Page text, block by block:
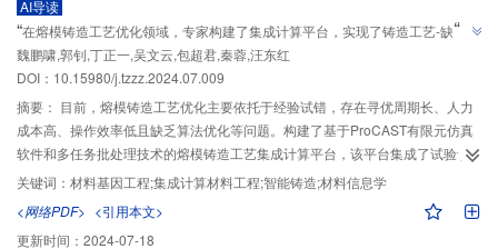
AI导读
“在熔模铸造工艺优化领域，专家构建了集成计算平台，实现了铸造工艺-缺陷快
速仿真集成优化，效率提升91.66%。”
”
魏鹏啸,郭钊,丁正一,吴文云,包超君,秦蓉,汪东红
DOI：10.15980/j.tzzz.2024.07.009
摘要： 目前，熔模铸造工艺优化主要依托于经验试错，存在寻优周期长、人力
成本高、操作效率低且缺乏算法优化等问题。构建了基于ProCAST有限元仿真
软件和多任务批处理技术的熔模铸造工艺集成计算平台，该平台集成了试验设
计算法（DOE）、有限元仿真、结果数据自动读写提取、近似模型构建、多目
标优化协同工作等功能。以涡轮导向器为例，铸件缩松量为目标值，浇注温
度、环境温度、热辐射率为设计变量，实现了铸造工艺-缺陷快速仿真集成优
关键词： 材料基因工程;集成计算材料工程;智能铸造;材料信息学
<网络PDF> <引用本文>
更新时间： 2024-07-18